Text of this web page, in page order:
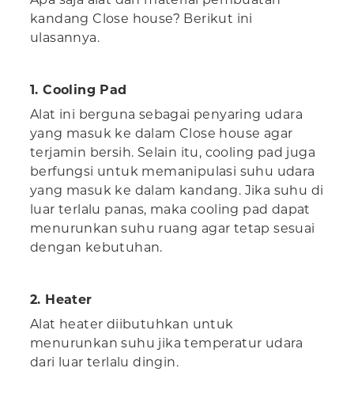
kandang Close house? Berikut ini
ulasannya.
1. Cooling Pad
Alat ini berguna sebagai penyaring udara
yang masuk ke dalam Close house agar
terjamin bersih. Selain itu, cooling pad juga
berfungsi untuk memanipulasi suhu udara
yang masuk ke dalam kandang. Jika suhu di
luar terlalu panas, maka cooling pad dapat
menurunkan suhu ruang agar tetap sesuai
dengan kebutuhan.
2. Heater
Alat heater diibutuhkan untuk
menurunkan suhu jika temperatur udara
dari luar terlalu dingin.